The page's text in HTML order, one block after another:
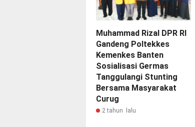
Muhammad Rizal DPR RI
Gandeng Poltekkes
Kemenkes Banten
Sosialisasi Germas
Tanggulangi Stunting
Bersama Masyarakat
Curug
2 tahun lalu